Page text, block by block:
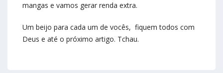
mangas e vamos gerar renda extra.
Um beijo para cada um de vocês, fiquem todos com
Deus e até o próximo artigo. Tchau.